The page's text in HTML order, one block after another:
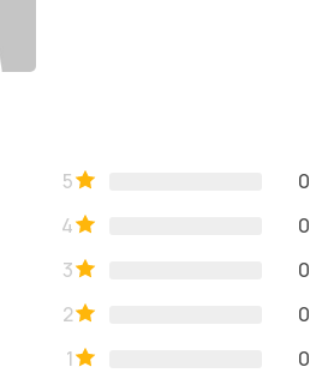
5
0
4
0
3
0
2
0
1
0